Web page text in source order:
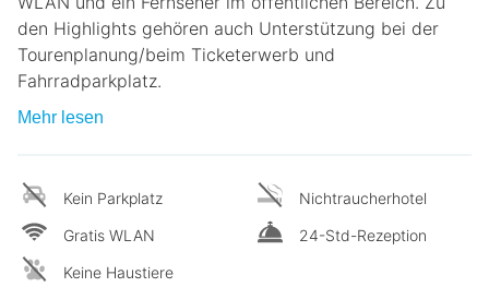
den Highlights gehören auch Unterstützung bei der
Tourenplanung/beim Ticketerwerb und
Fahrradparkplatz.
Mehr lesen
Kein Parkplatz
Gratis WLAN
Keine Haustiere
Nichtraucherhotel
24-Std-Rezeption